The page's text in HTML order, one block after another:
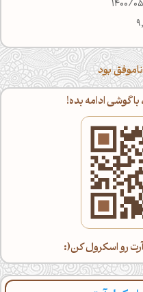
ناموفق بود
گوشی ادامه بده!
رو اسکرول کن(: